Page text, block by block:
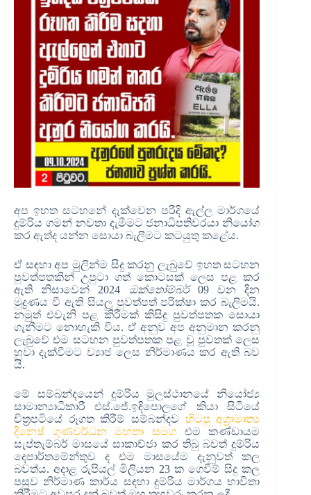
අප ඉහත සටහනේ දැක්වෙන පරිදි ඇල්ල මාර්ගයේ
දුම්රිය ගමන් නවතා දැමීමට ජනාධිපතිවරයා නියෝග
කර ඇත්ද යන්න සොයා බැලීමට කටයුතු කළේය.
ඒ සඳහා අප මුලින්ම සිදු කරනු ලැබුවේ ඉහත සටහන
පුවත්පතකින් උපුටා ගත් කොටසක් ලෙස පළ කර
ඇති නිසාවෙන් 2024 ඔක්තෝම්බර් 09 වන දින
මුද්‍රණය වී ඇති සියලු පුවත්පත් පරික්ෂා කර බැලිමයි.
නමුත් එවැනි පළ කිරීමක් කිසිදු පුවත්පතක සොයා
ගැනීමට නොහැකි විය. ඒ අනුව අප අනුමාන කරනු
ලැබුවේ එම සටහන පුවත්පතක පළ වූ පුවතක් ලෙස
හුවා දැක්වීමට ව්‍යාජ ලෙස නිර්මාණය කර ඇති බව
යි.
මේ සම්බන්දයෙන් දුම්රිය මුලස්ථානයේ නියෝජ්‍ය
සාමාන්‍යාධිකාරී එස්.ජේ.ඉඳිපොලගේ කියා සිටියේ
චිත්‍රපටියේ රූගත කිරීම් සම්බන්දව හිටපු අග්‍රාමාත්‍ය
දිනෙෂ් ගුණවර්ධන මහතා සමගඑම කණ්ඩායම
සැප්තැම්බර් මාසයේ සාකාච්ජා කර තිබු බවත් දුම්රිය
දෙපාර්තමේන්තුව ද එම මාසයේම දැනුවත් කල
බවත්ය. අදාළ රුපියල් මිලියන 23 ක ගෙවීම් සිදු කල
පසුව නිර්මාණ කාර්ය සඳහා දුම්රිය මාර්ගය භාවිතා